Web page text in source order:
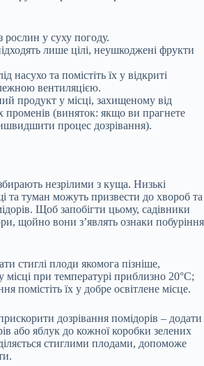
рослин у суху погоду.
лише цілі, неушкоджені фрукти
насухо та помістіть їх у відкриті
вентиляцією.
продукт у місці, захищеному від
променів (виняток: якщо ви прагнете
процес дозрівання).
незрілими з куща. Низькі
та туман можуть призвести до хвороб та
Щоб запобігти цьому, садівники
щойно вони з’являть ознаки побуріння
стиглі плоди якомога пізніше,
місці при температурі приблизно 20°C;
помістіть їх у добре освітлене місце.
дозрівання помідорів – додати
або яблук до кожної коробки зелених
стиглими плодами, допоможе